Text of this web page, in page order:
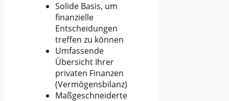
Solide Basis, um
finanzielle
Entscheidungen
treffen zu können
Umfassende
Übersicht Ihrer
privaten Finanzen
(Vermögensbilanz)
Maßgeschneiderte